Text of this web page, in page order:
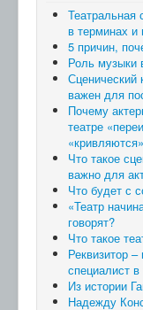
Театральная
в терминах и
5 причин,
Роль музыки
важен для
Почему
театре
Что такое
важно для
Что будет с
«Театр
говорят?
Что такое
Реквизитор
специалист в
Из истории
Надежду